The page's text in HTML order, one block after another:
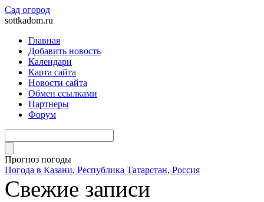
Сад огород
sottkadom.ru
Главная
Добавить новость
Календари
Карта сайта
Новости сайта
Обмен ссылками
Партнеры
Форум
Прогноз погоды
Погода в Казани, Республика Татарстан, Россия
Свежие записи